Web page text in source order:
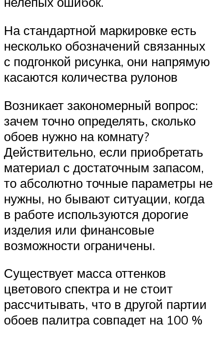
На стандартной маркировке есть
несколько обозначений связанных
с подгонкой рисунка, они напрямую
касаются количества рулонов
Возникает закономерный вопрос:
зачем точно определять, сколько
обоев нужно на комнату?
Действительно, если приобретать
материал с достаточным запасом,
то абсолютно точные параметры не
нужны, но бывают ситуации, когда
в работе используются дорогие
изделия или финансовые
возможности ограничены.
Существует масса оттенков
цветового спектра и не стоит
рассчитывать, что в другой партии
обоев палитра совпадет на 100 %